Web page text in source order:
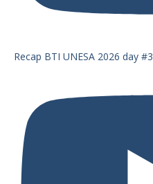
Recap BTI UNESA 2026 day #3